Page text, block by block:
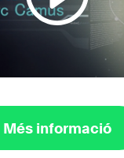
Més informació